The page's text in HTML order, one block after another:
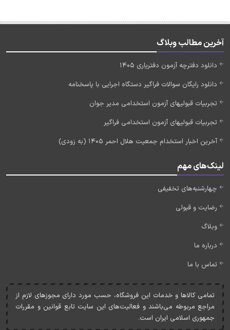
آخرین مطالب وبلاگ
دانلود دفترچه آزمون دفتریاری 1405
دانلود رایگان سوالات فراگیر دستگاه اجرایی با پاسخنامه
تجربیات قبولیهای آزمون استخدامی مدیر جوان
تجربیات قبولیهای آزمون استخدامی فراگیر
آخرین اخبار استخدام جمعیت هلال احمر 1405 (به زودی)
لینک‌های مهم
چهارشنبه‌های تخفیفی
رضایت و قبولی
وبلاگ
درباره ما
تماس با ما
تمامی کالاها و خدمات اين فروشگاه، حسب مورد دارای مجوزهای لازم از
مراجع مربوطه می‌باشند و فعاليت‌های اين سايت تابع قوانين و مقررات
جمهوری اسلامی ايران است.